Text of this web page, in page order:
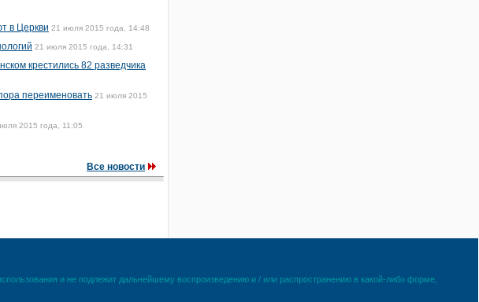
в Церкви 21 июля 2015 года, 14:48
21 июля 2015 года, 14:31
крестились 82 разведчика
переименовать 21 июля 2015
2015 года, 11:05
Все новости
и не подлежит дальнейшему воспроизведению и / или распространению в какой-либо форме,